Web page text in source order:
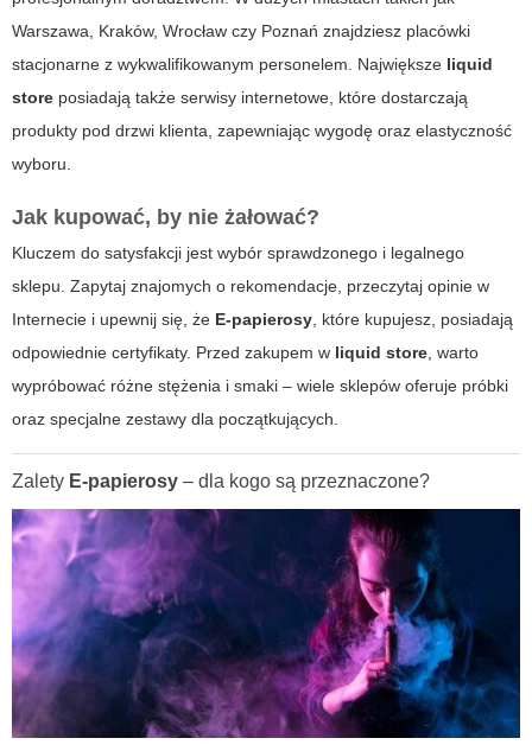
Warszawa, Kraków, Wrocław czy Poznań znajdziesz placówki
stacjonarne z wykwalifikowanym personelem. Największe liquid
store posiadają także serwisy internetowe, które dostarczają
produkty pod drzwi klienta, zapewniając wygodę oraz elastyczność
wyboru.
Jak kupować, by nie żałować?
Kluczem do satysfakcji jest wybór sprawdzonego i legalnego
sklepu. Zapytaj znajomych o rekomendacje, przeczytaj opinie w
Internecie i upewnij się, że E-papierosy, które kupujesz, posiadają
odpowiednie certyfikaty. Przed zakupem w liquid store, warto
wypróbować różne stężenia i smaki – wiele sklepów oferuje próbki
oraz specjalne zestawy dla początkujących.
Zalety E-papierosy – dla kogo są przeznaczone?